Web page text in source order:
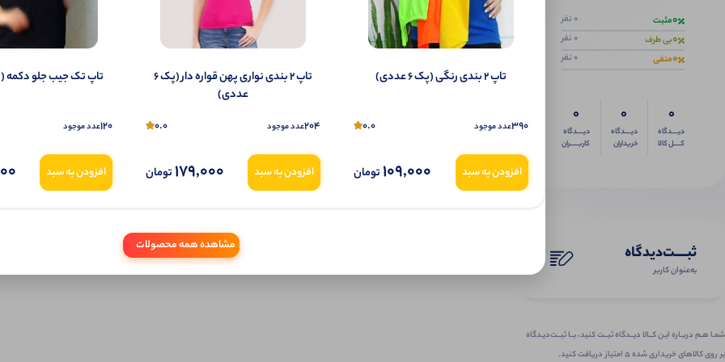
0مثبت 0 نفر
0بی طرف 0 نفر
0منفی 0 نفر
0
دیــــدگاه
کــــل کالا
0
دیــــدگاه
خریداران
0
دیــــدگاه
کاربـــــران
ثبـــــت‌دیدگاه
به‌عنوان کاربر
شمـا هـم دربـاره ایـن کــالا دیــدگاه ثبــت کنید، بــا ثبــت‌دیـدگاه
بر روی کالاهای خریداری شده ۵ امتیاز دریافت کنید.
تمایل می‌توانید به صورت ناشناس نیز دیدگاه خود را ثبت کنید.
تاپ ۲ بندی رنگی (پک 6 عددی)
390عدد موجود 0.0
افزودن به سبد 109,000تومان
تاپ ۲ بندی نواری پهن قواره دار (پک 6
عددی)
204عدد موجود 0.0
افزودن به سبد 179,000تومان
تاپ تک جیب جلو دکمه (پک 6
120عدد موجود
افزودن به سبد
مشاهده همه محصولات